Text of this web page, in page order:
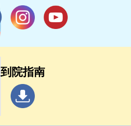
到院指南